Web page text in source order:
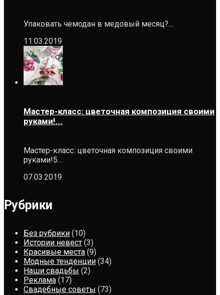
Упаковать чемодан в медовый месяц?…
11.03.2019
Мастер-класс: цветочная композиция своими
руками!...
Мастер-класс: цветочная композиция своими
руками!5…
07.03.2019
Рубрики
Без рубрики (10)
Истории невест (3)
Красивые места (9)
Модные тенденции (34)
Наши свадьбы (2)
Реклама (17)
Свадебные советы (73)